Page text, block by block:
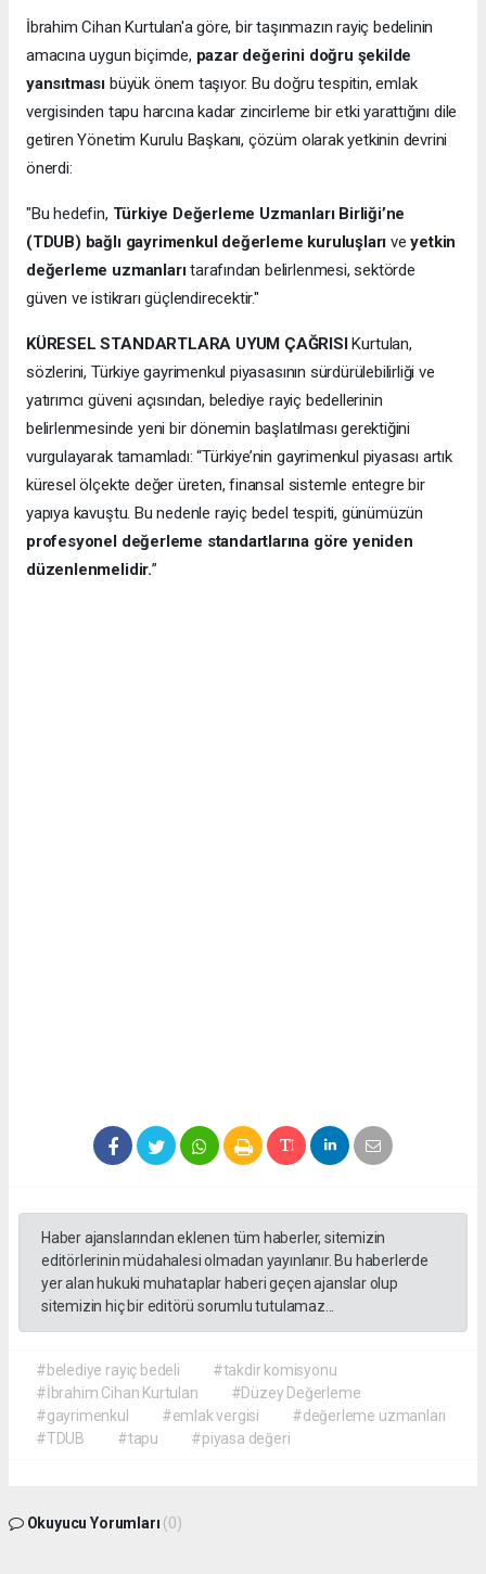
İbrahim Cihan Kurtulan'a göre, bir taşınmazın rayiç bedelinin
amacına uygun biçimde, pazar değerini doğru şekilde
yansıtması büyük önem taşıyor. Bu doğru tespitin, emlak
vergisinden tapu harcına kadar zincirleme bir etki yarattığını dile
getiren Yönetim Kurulu Başkanı, çözüm olarak yetkinin devrini
önerdi:
"Bu hedefin, Türkiye Değerleme Uzmanları Birliği’ne
(TDUB) bağlı gayrimenkul değerleme kuruluşları veyetkin
değerleme uzmanlarıtarafından belirlenmesi, sektörde
güven ve istikrarı güçlendirecektir."
KÜRESEL STANDARTLARA UYUM ÇAĞRISIKurtulan,
sözlerini, Türkiye gayrimenkul piyasasının sürdürülebilirliği ve
yatırımcı güveni açısından, belediye rayiç bedellerinin
belirlenmesinde yeni bir dönemin başlatılması gerektiğini
vurgulayarak tamamladı: “Türkiye’nin gayrimenkul piyasası artık
küresel ölçekte değer üreten, finansal sistemle entegre bir
yapıya kavuştu. Bu nedenle rayiç bedel tespiti, günümüzün
profesyonel değerleme standartlarına göre yeniden
düzenlenmelidir.”
Haber ajanslarından eklenen tüm haberler, sitemizin
editörlerinin müdahalesi olmadan yayınlanır. Bu haberlerde
yer alan hukuki muhataplar haberi geçen ajanslar olup
sitemizin hiç bir editörü sorumlu tutulamaz...
#belediye rayiç bedeli
#takdir komisyonu
#İbrahim Cihan Kurtulan
#Düzey Değerleme
#gayrimenkul
#emlak vergisi
#değerleme uzmanları
#TDUB
#tapu #piyasa değeri
Okuyucu Yorumları (0)